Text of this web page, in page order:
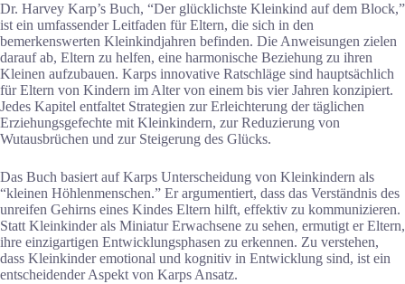
Dr. Harvey Karp’s Buch, “Der glücklichste Kleinkind auf dem Block,”
ist ein umfassender Leitfaden für Eltern, die sich in den
bemerkenswerten Kleinkindjahren befinden. Die Anweisungen zielen
darauf ab, Eltern zu helfen, eine harmonische Beziehung zu ihren
Kleinen aufzubauen. Karps innovative Ratschläge sind hauptsächlich
für Eltern von Kindern im Alter von einem bis vier Jahren konzipiert.
Jedes Kapitel entfaltet Strategien zur Erleichterung der täglichen
Erziehungsgefechte mit Kleinkindern, zur Reduzierung von
Wutausbrüchen und zur Steigerung des Glücks.
Das Buch basiert auf Karps Unterscheidung von Kleinkindern als
“kleinen Höhlenmenschen.” Er argumentiert, dass das Verständnis des
unreifen Gehirns eines Kindes Eltern hilft, effektiv zu kommunizieren.
Statt Kleinkinder als Miniatur Erwachsene zu sehen, ermutigt er Eltern,
ihre einzigartigen Entwicklungsphasen zu erkennen. Zu verstehen,
dass Kleinkinder emotional und kognitiv in Entwicklung sind, ist ein
entscheidender Aspekt von Karps Ansatz.